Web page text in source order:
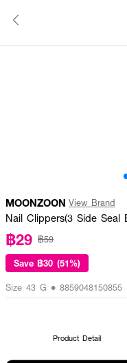
MOONZOON View Brand
Nail Clippers(3 Side Seal
฿29 ฿59
Save ฿30 (51%)
Size 43 G • 8859048150855
Product Detail